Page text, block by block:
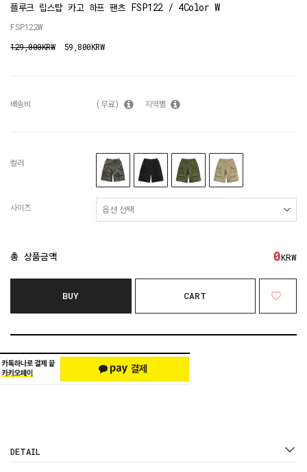
플루크 립스탑 카고 하프 팬츠 FSP122 / 4Color W
FSP122W
129,000KRW
59,800KRW
배송비 (무료) 지역별
컬러
사이즈
총 상품금액 0KRW
BUY CART
DETAIL